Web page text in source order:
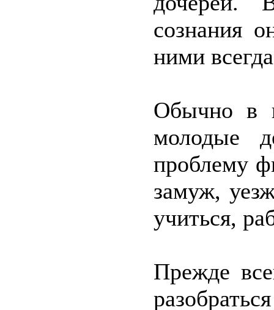
сознания
ними
Обычно в
молодые
проблему
замуж,
учиться,
Прежде